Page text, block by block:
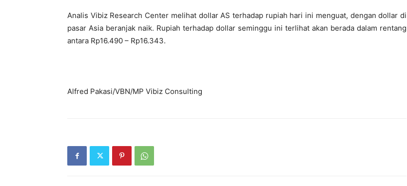
Analis Vibiz Research Center melihat dollar AS terhadap rupiah hari ini menguat, dengan dollar di
pasar Asia beranjak naik. Rupiah terhadap dollar seminggu ini terlihat akan berada dalam rentang
antara Rp16.490 – Rp16.343.
Alfred Pakasi/VBN/MP Vibiz Consulting